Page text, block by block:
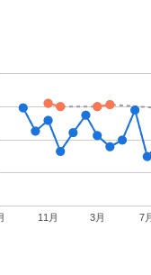
11月 3月 7月